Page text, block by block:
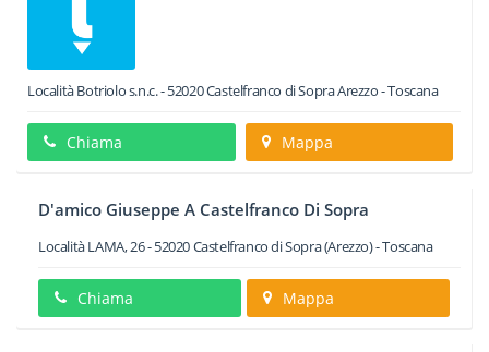
Località Botriolo s.n.c.-52020Castelfranco di SopraArezzo -Toscana
Chiama Mappa
D'amico Giuseppe A Castelfranco Di Sopra
Località LAMA, 26-52020Castelfranco di Sopra(Arezzo) -Toscana
Chiama Mappa